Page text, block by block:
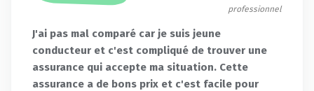
professionnel
J'ai pas mal comparé car je suis jeune
conducteur et c'est compliqué de trouver une
assurance qui accepte ma situation. Cette
assurance a de bons prix et c'est facile pour